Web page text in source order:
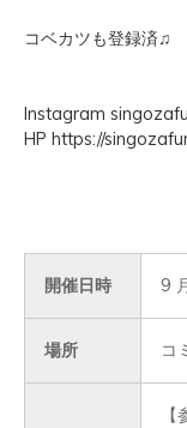
コベカツも登録済♫
Instagram
HP https://
開催日時 9
場所 コ